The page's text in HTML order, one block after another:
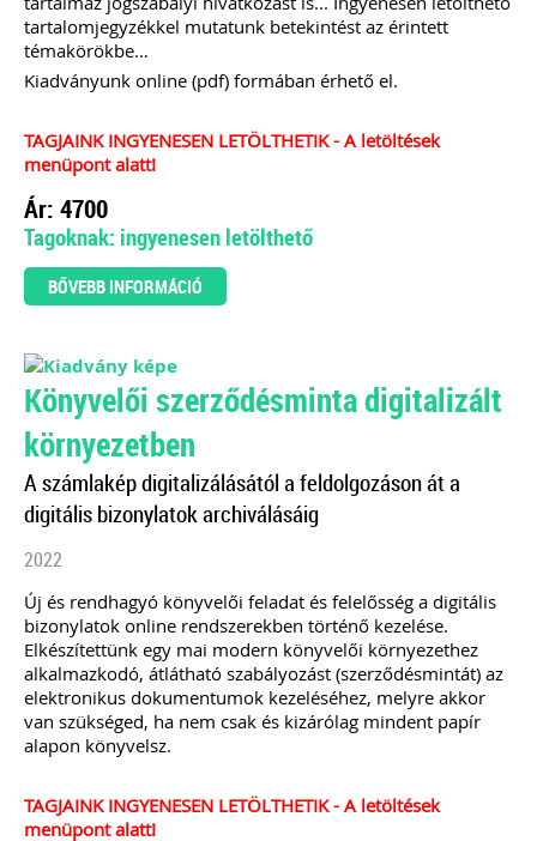
A vásárokon és a piacokon
tevékenységek egyik kiemelt
szabadtéren is megrendezésre
kerülhetnek a különféle – gyakran
gazdálkodó szeretné áruját belföldön
Még több szakmai cikk »
tartalomjegyzékkel mutatunk betekintést az érintett
témakörökbe…
Kiadványunk online (pdf) formában érhető el.
TAGJAINK INGYENESEN LETÖLTHETIK - A letöltések
menüpont alatt!
Ár: 4700
Tagoknak: ingyenesen letölthető
BŐVEBB INFORMÁCIÓ
Könyvelői szerződésminta digitalizált
környezetben
A számlakép digitalizálásától a feldolgozáson át a
digitális bizonylatok archiválásáig
2022
Új és rendhagyó könyvelői feladat és felelősség a digitális
bizonylatok online rendszerekben történő kezelése.
Elkészítettünk egy mai modern könyvelői környezethez
alkalmazkodó, átlátható szabályozást (szerződésmintát) az
elektronikus dokumentumok kezeléséhez, melyre akkor
van szükséged, ha nem csak és kizárólag mindent papír
alapon könyvelsz.
TAGJAINK INGYENESEN LETÖLTHETIK - A letöltések
menüpont alatt!